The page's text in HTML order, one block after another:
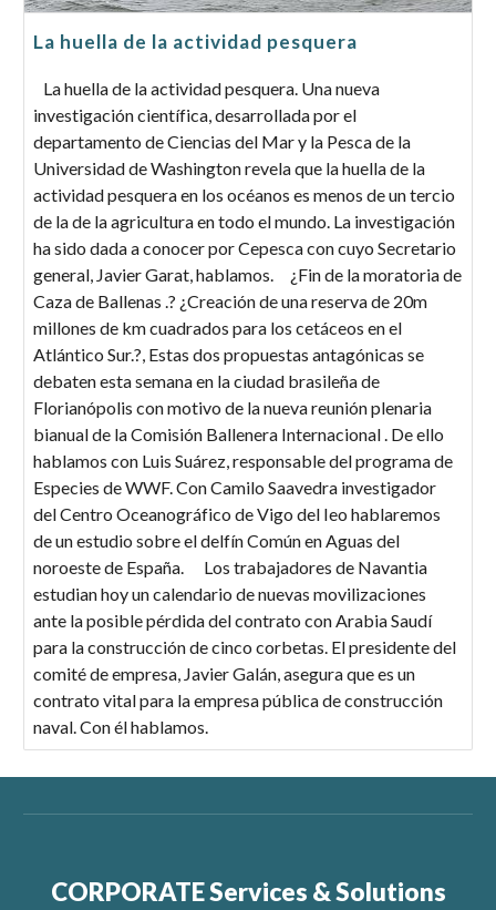
La huella de la actividad pesquera
La huella de la actividad pesquera. Una nueva
investigación científica, desarrollada por el
departamento de Ciencias del Mar y la Pesca de la
Universidad de Washington revela que la huella de la
actividad pesquera en los océanos es menos de un tercio
de la de la agricultura en todo el mundo. La investigación
ha sido dada a conocer por Cepesca con cuyo Secretario
general, Javier Garat, hablamos. ¿Fin de la moratoria de
Caza de Ballenas .? ¿Creación de una reserva de 20m
millones de km cuadrados para los cetáceos en el
Atlántico Sur.?, Estas dos propuestas antagónicas se
debaten esta semana en la ciudad brasileña de
Florianópolis con motivo de la nueva reunión plenaria
bianual de la Comisión Ballenera Internacional . De ello
hablamos con Luis Suárez, responsable del programa de
Especies de WWF. Con Camilo Saavedra investigador
del Centro Oceanográfico de Vigo del Ieo hablaremos
de un estudio sobre el delfín Común en Aguas del
noroeste de España. Los trabajadores de Navantia
estudian hoy un calendario de nuevas movilizaciones
ante la posible pérdida del contrato con Arabia Saudí
para la construcción de cinco corbetas. El presidente del
comité de empresa, Javier Galán, asegura que es un
contrato vital para la empresa pública de construcción
naval. Con él hablamos.
CORPORATE Services & Solutions